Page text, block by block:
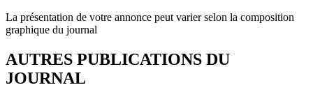
La présentation de votre annonce peut varier selon la composition
graphique du journal
AUTRES PUBLICATIONS DU
JOURNAL